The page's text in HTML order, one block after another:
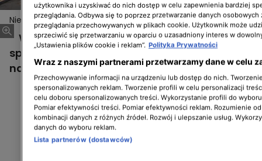
Niezwykłe Stany Prokopa sezon 3
W tym odcinku ruszymy na podbój Detroit i
sprawdzimy, jakie jeszcze tajemnice przed
nami skrywa!
użytkownika i uzyskiwać do nich dostęp w celu zapewnienia bardziej
przeglądania. Odbywa się to poprzez przetwarzanie danych osobowych
przeglądania przechowywanych w plikach cookie. Użytkownik może
sprzeciwić się przetwarzaniu w oparciu o uzasadniony interes w
„Ustawienia plików cookie i reklam”. Polityka Prywatności
Wraz z naszymi partnerami przetwarzamy dane w celu
Przechowywanie informacji na urządzeniu lub dostęp do nich.
spersonalizowanych reklam. Tworzenie profili w celu personalizacji
celu doboru spersonalizowanych treści. Wykorzystanie profili do
Pomiar efektywności treści. Pomiar efektywności reklam. Rozumienie
kombinacji danych z różnych źródeł. Rozwój i ulepszanie usług.
danych do wyboru reklam.
Lista partnerów (dostawców)